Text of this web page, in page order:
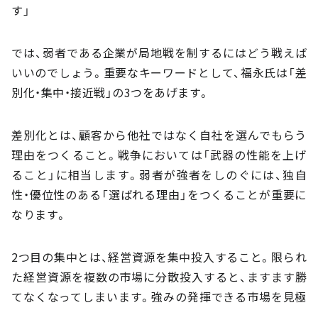
す」
では、弱者である企業が局地戦を制するにはどう戦えば
いいのでしょう。重要なキーワードとして、福永氏は「差
別化・集中・接近戦」の3つをあげます。
差別化とは、顧客から他社ではなく自社を選んでもらう
理由をつくること。戦争においては「武器の性能を上げ
ること」に相当します。弱者が強者をしのぐには、独自
性・優位性のある「選ばれる理由」をつくることが重要に
なります。
2つ目の集中とは、経営資源を集中投入すること。限られ
た経営資源を複数の市場に分散投入すると、ますます勝
てなくなってしまいます。強みの発揮できる市場を見極